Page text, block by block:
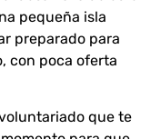
pequeña isla
preparado para
con poca oferta
que te